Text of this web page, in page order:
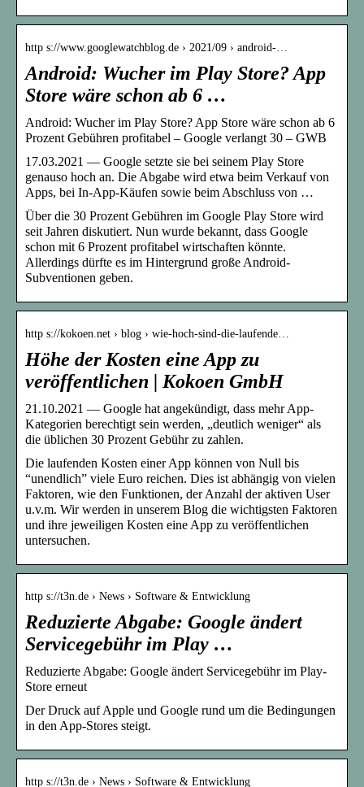
http s://www.googlewatchblog.de › 2021/09 › android-…
Android: Wucher im Play Store? App
Store wäre schon ab 6 …
Android: Wucher im Play Store? App Store wäre schon ab 6
Prozent Gebühren profitabel – Google verlangt 30 – GWB
17.03.2021 — Google setzte sie bei seinem Play Store
genauso hoch an. Die Abgabe wird etwa beim Verkauf von
Apps, bei In-App-Käufen sowie beim Abschluss von …
Über die 30 Prozent Gebühren im Google Play Store wird
seit Jahren diskutiert. Nun wurde bekannt, dass Google
schon mit 6 Prozent profitabel wirtschaften könnte.
Allerdings dürfte es im Hintergrund große Android-
Subventionen geben.
http s://kokoen.net › blog › wie-hoch-sind-die-laufende…
Höhe der Kosten eine App zu
veröffentlichen | Kokoen GmbH
21.10.2021 — Google hat angekündigt, dass mehr App-
Kategorien berechtigt sein werden, „deutlich weniger“ als
die üblichen 30 Prozent Gebühr zu zahlen.
Die laufenden Kosten einer App können von Null bis
“unendlich” viele Euro reichen. Dies ist abhängig von vielen
Faktoren, wie den Funktionen, der Anzahl der aktiven User
u.v.m. Wir werden in unserem Blog die wichtigsten Faktoren
und ihre jeweiligen Kosten eine App zu veröffentlichen
untersuchen.
http s://t3n.de › News › Software & Entwicklung
Reduzierte Abgabe: Google ändert
Servicegebühr im Play …
Reduzierte Abgabe: Google ändert Servicegebühr im Play-
Store erneut
Der Druck auf Apple und Google rund um die Bedingungen
in den App-Stores steigt.
http s://t3n.de › News › Software & Entwicklung